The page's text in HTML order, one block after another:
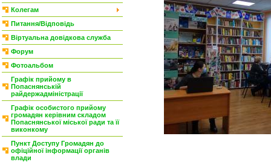
Колегам
Питання/Відповідь
Віртуальна довідкова служба
Форум
Фотоальбом
Графік прийому в
Попаснянській
райдержадміністрації
Графік особистого прийому
громадян керівним складом
Попаснянської міської ради та її
виконкому
Пункт Доступу Громадян до
офіційної інформації органів
влади